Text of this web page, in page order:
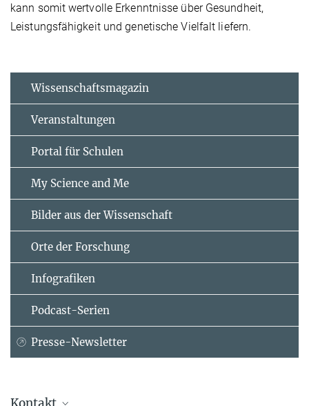
kann somit wertvolle Erkenntnisse über Gesundheit,
Leistungsfähigkeit und genetische Vielfalt liefern.
Wissenschaftsmagazin
Veranstaltungen
Portal für Schulen
My Science and Me
Bilder aus der Wissenschaft
Orte der Forschung
Infografiken
Podcast-Serien
Presse-Newsletter